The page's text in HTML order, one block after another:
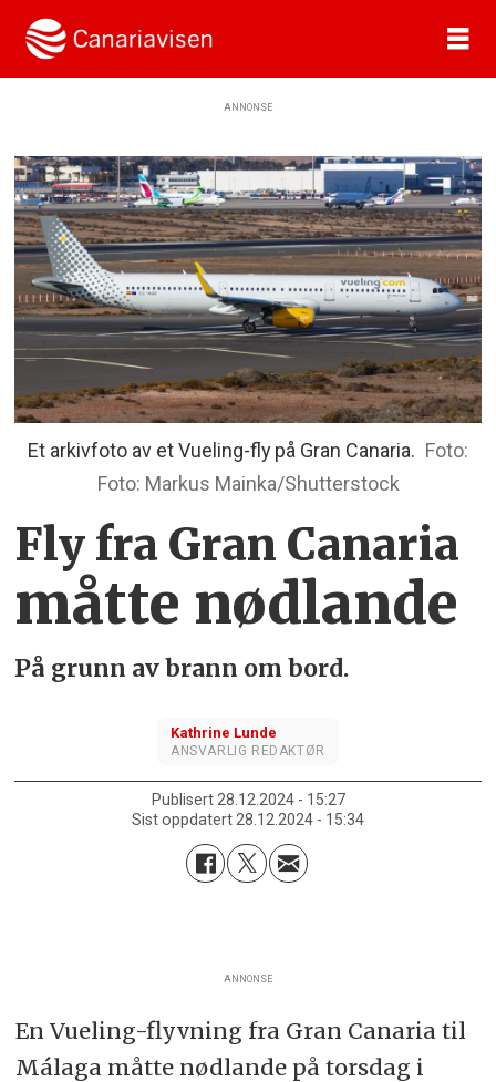
ANNONSE
Et arkivfoto av et Vueling-fly på Gran Canaria.
Foto: Markus Mainka/Shutterstock
Fly fra Gran Canaria
måtte nødlande
På grunn av brann om bord.
Kathrine Lunde
ANSVARLIG REDAKTØR
Publisert
28.12.2024 - 15:27
Sist oppdatert
28.12.2024 - 15:34
ANNONSE
En Vueling-flyvning fra Gran Canaria til
Málaga måtte nødlande på torsdag i